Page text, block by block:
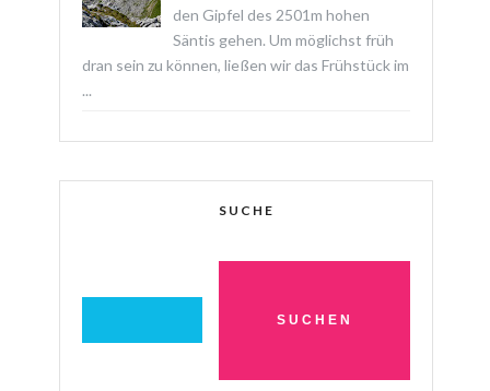
den Gipfel des 2501m hohen
Säntis gehen. Um möglichst früh
dran sein zu können, ließen wir das Frühstück im
...
SUCHE